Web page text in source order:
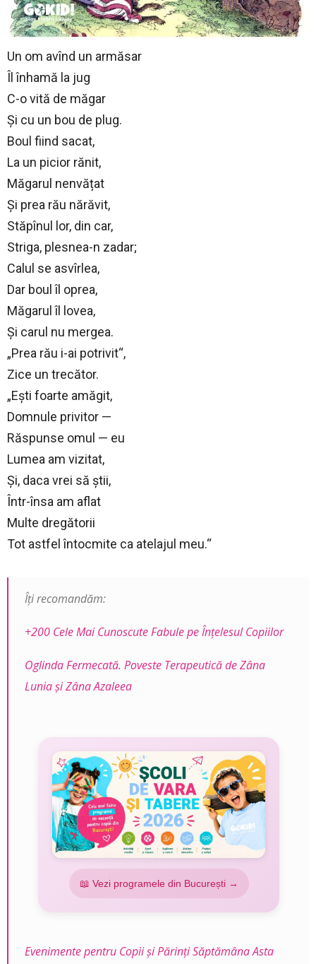
Un om avînd un armăsar
Îl înhamă la jug
C-o vită de măgar
Și cu un bou de plug.
Boul fiind sacat,
La un picior rănit,
Măgarul nenvățat
Și prea rău nărăvit,
Stăpînul lor, din car,
Striga, plesnea-n zadar;
Calul se asvîrlea,
Dar boul îl oprea,
Măgarul îl lovea,
Și carul nu mergea.
„Prea rău i-ai potrivit“,
Zice un trecător.
„Ești foarte amăgit,
Domnule privitor —
Răspunse omul — eu
Lumea am vizitat,
Și, daca vrei să știi,
Într-însa am aflat
Multe dregătorii
Tot astfel întocmite ca atelajul meu.“
Îți recomandăm:
+200 Cele Mai Cunoscute Fabule pe Înţelesul Copiilor
Oglinda Fermecată. Poveste Terapeutică de Zâna
Lunia şi Zâna Azaleea
📖 Vezi programele din București →
Evenimente pentru Copii și Părinți Săptămâna Asta